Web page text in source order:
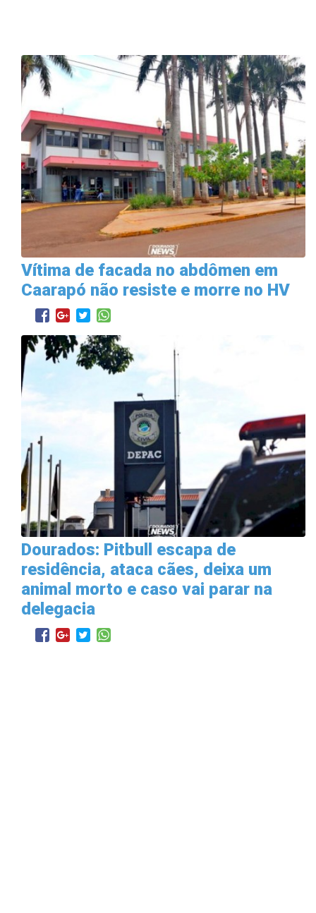
Vítima de facada no abdômen em
Caarapó não resiste e morre no HV
Dourados: Pitbull escapa de
residência, ataca cães, deixa um
animal morto e caso vai parar na
delegacia